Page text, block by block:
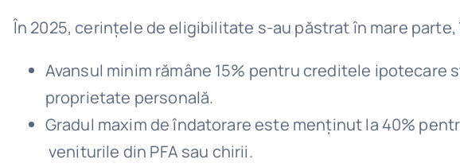
În 2025, cerințele de eligibilitate s-au păstrat în mare
Avansul minim rămâne 15% pentru creditele ipotecare
proprietate personală.
Gradul maxim de îndatorare este menținut la 40%
veniturile din PFA sau chirii.